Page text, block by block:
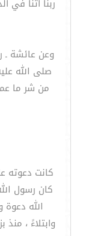
ربنا آتنا في
وعن عائشة ـ
صلى الله
من شر ما
كانت دعوته
كان رسول
الله دعوة
وابتلاءً ،